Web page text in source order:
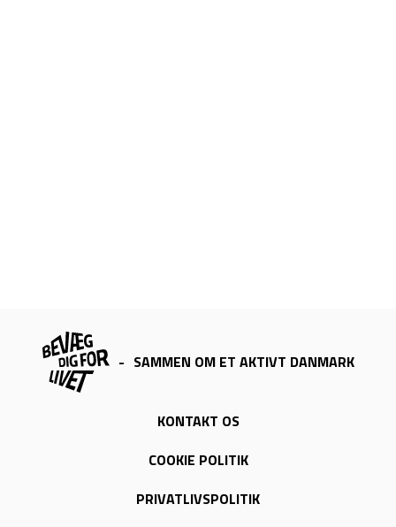
- SAMMEN OM ET AKTIVT DANMARK
KONTAKT OS
COOKIE POLITIK
PRIVATLIVSPOLITIK